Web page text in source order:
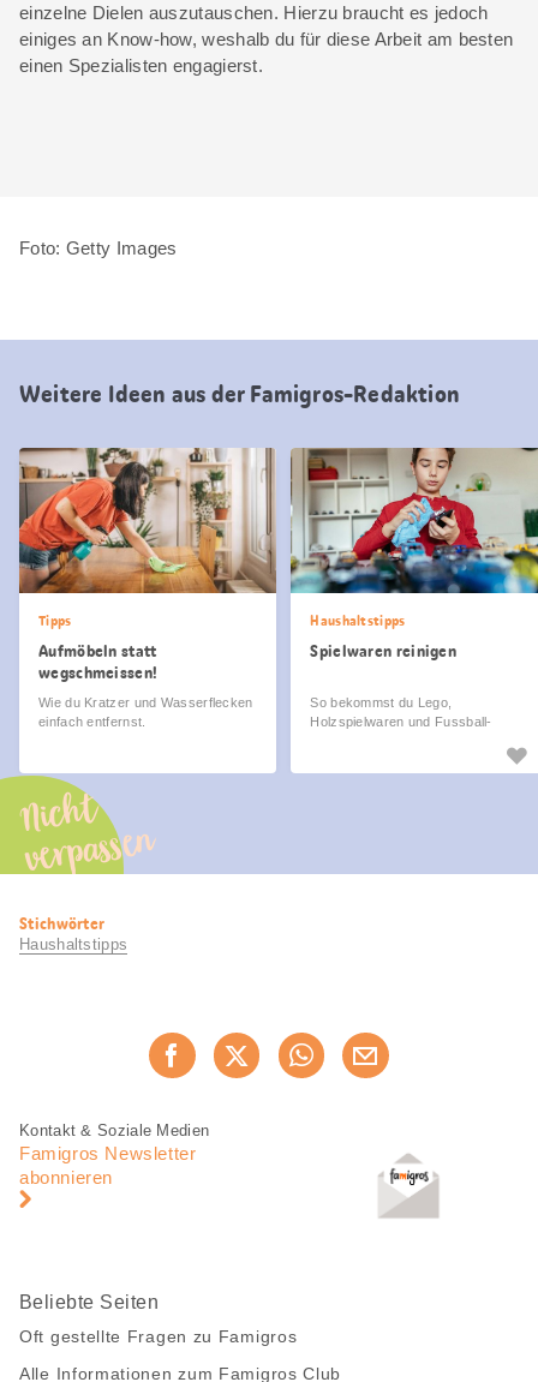
einzelne Dielen auszutauschen. Hierzu braucht es jedoch
einiges an Know-how, weshalb du für diese Arbeit am besten
einen Spezialisten engagierst.
Foto: Getty Images
Weitere Ideen aus der Famigros-Redaktion
Tipps
Aufmöbeln statt
wegschmeissen!
Wie du Kratzer und Wasserflecken
einfach entfernst.
Haushaltstipps
Spielwaren reinigen
So bekommst du Lego,
Holzspielwaren und Fussball-
Nicht
verpassen
Nützliche
Informationen
Stichwörter
Haushaltstipps
Jetzt weiterempfehlen
Fusszeile
Fusszeile
Navigation
Kontakt & Soziale Medien
Famigros Newsletter
abonnieren
Beliebte Seiten
Oft gestellte Fragen zu Famigros
Alle Informationen zum Famigros Club